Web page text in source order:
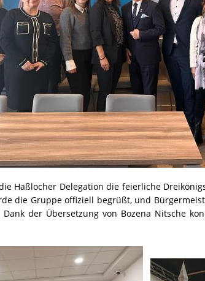
Haßlocher Delegation die feierliche
die Gruppe offiziell begrüßt, und
Dank der Übersetzung von Bozena Nitsche